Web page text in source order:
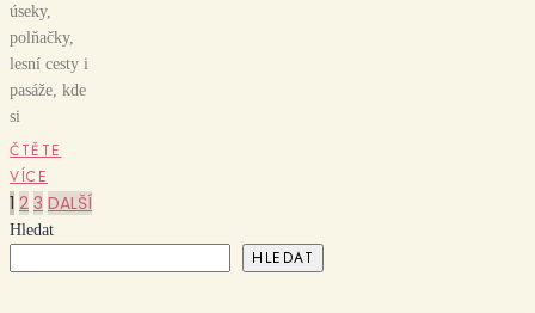
úseky,
polňačky,
lesní cesty i
pasáže, kde
si
ČTĚTE
VÍCE
1 2 3 DALŠÍ
Hledat
HLEDAT